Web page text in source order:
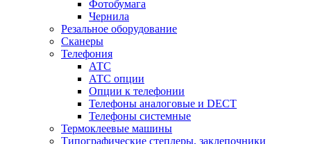
Фотобумага
Чернила
Резальное оборудование
Сканеры
Телефония
АТС
АТС опции
Опции к телефонии
Телефоны аналоговые и DECT
Телефоны системные
Термоклеевые машины
Типографические степлеры, заклепочники